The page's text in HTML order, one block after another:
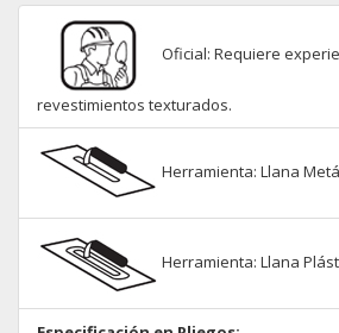
Oficial: Requiere
revestimientos texturados.
Herramienta: Llana
Herramienta: Llana